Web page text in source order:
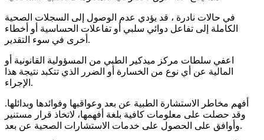
في حالات نادرة ، قد يؤدي عدم الوصول إلى السجلات الصحية
الكاملة إلى تفاعل دوائي سلبي أو تفاعلات الحساسية أو أخطاء
أخرى في سوء التقدير.
اعفي سلطات مركز ميدكير الطبي من المسؤولية القانونية أو
المالية عن أي نوع من الخسارة أو الضرر الذي تتكبد نتيجة هذا
الإجراء.
أفهم مخاطر الاستشارة الطبية عن بعد وعواقبها وفوائدها وبدائلها.
وقد حصلت على معلومات كافية بلغة أفهمها، لاتخاذ قرار مستنير
وأوافق على الحصول على خدمات الاستشارات الصحية عن بعد.